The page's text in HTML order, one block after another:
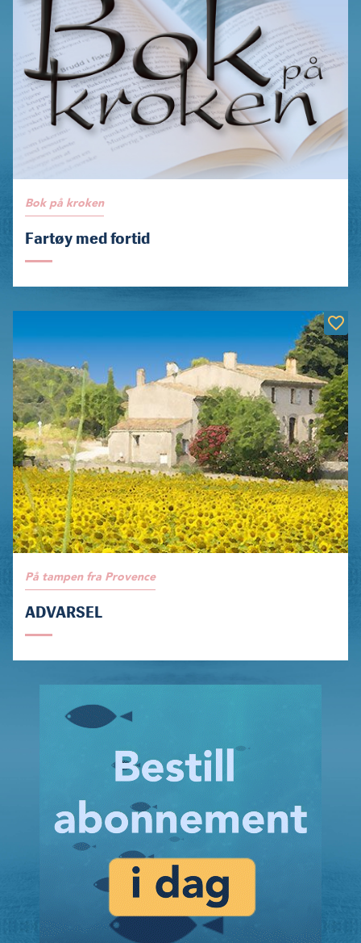
Bok på kroken
Fartøy med fortid
På tampen fra Provence
ADVARSEL